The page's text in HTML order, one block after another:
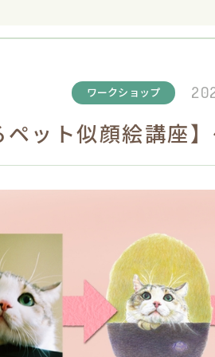
ワークショップ
ペット似顔絵講座